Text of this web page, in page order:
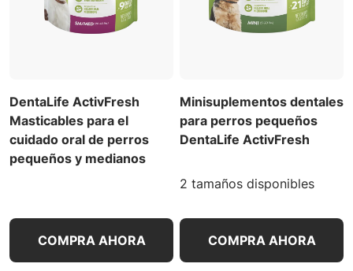
DentaLife ActivFresh
Masticables para el
cuidado oral de perros
pequeños y medianos
COMPRA AHORA
Minisuplementos dentales
para perros pequeños
DentaLife ActivFresh
2 tamaños disponibles
COMPRA AHORA